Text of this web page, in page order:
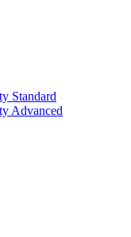
Standard
Advanced